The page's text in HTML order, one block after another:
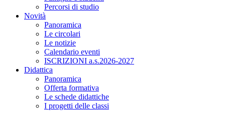
Percorsi di studio
Novità
Panoramica
Le circolari
Le notizie
Calendario eventi
ISCRIZIONI a.s.2026-2027
Didattica
Panoramica
Offerta formativa
Le schede didattiche
I progetti delle classi